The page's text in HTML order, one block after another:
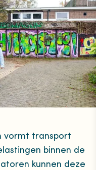
vormt transport
binnen de
kunnen deze